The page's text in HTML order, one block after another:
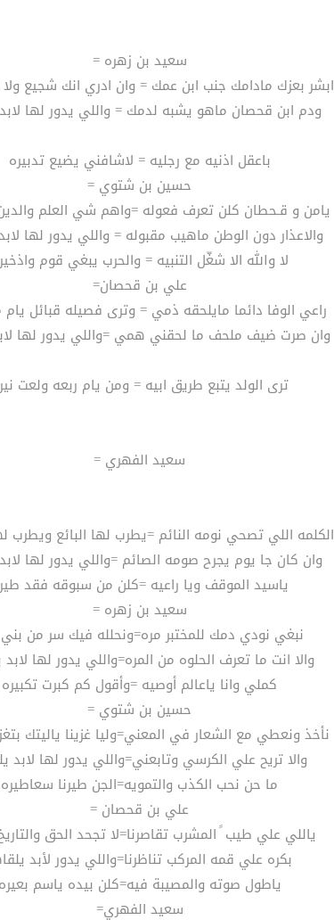
سعيد بن زهره =
ابشر بعزك مادامك جنب ابن عمك = وان ادري انك شجيع
ودم ابن قحصان ماهو يشبه لدمك = واللي يدور لها
باعقل اذنيه مع رجليه = لاشافني يضيع تدبيره
حسين بن شتوي =
يامن و قـحطان كلن تعرف فعوله =واهم شي العلم
والاعذار دون الوطن ماهيب مقبوله = واللي يدور لها
لا والله الا شغّل التنبيه = والحرب يبغي قوم
علي بن قحصان=
راعي الوفا دائما مايلحقه ذمي = وترى فصيله قبائل
وان صرت ضيف ملحف ما لحقني همي =واللي يدور لها
ترى الولد يتبع طريق ابيه = ومن يام ربعه ولعت
سعيد الفهري =
الكلمه اللي تصحي نومه النائم =يطرب لها البائع ويطرب
وان كان جا يوم يجرح صومه الصائم =واللي يدور لها
ياسيد الموقف ويا راعيه =كلن من سبوقه فقد
سعيد بن زهره =
نبغي نودي دمك للمختبر مره=ونحلله فيك سر من
والا انت ما تعرف الحلوه من المره=واللي يدور لها لابد
كملي وانا ياعالم أوصيه =وأقول كم كبرت تكبيره
حسين بن شتوي =
نأخذ ونعطي مع الشعار في المعني=وليا غزينا ياليتك
والا تريح علي الكرسي وتابعني=واللي يدور لها لابد
ما حن نحب الكذب والتمويه=الجن طيرنا سعاطيره
علي بن قحصان =
ياللي علي طيب ً المشرب تقاصرنا=لا تجحد الحق والتاريخ
بكره علي قمه المركب تناظرنا=واللي يدور لأبد
ياطول صوته والمصيبة فيه=كلن بيده ياسم بعيره
سعيد الفهري=